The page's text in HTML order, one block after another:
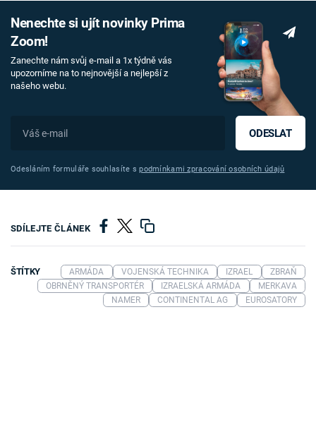
Nenechte si ujít novinky Prima
Zoom!
Zanechte nám svůj e-mail a 1x týdně vás
upozorníme na to nejnovější a nejlepší z
našeho webu.
ODESLAT
Odesláním formuláře souhlasíte spodmínkami zpracování osobních údajů
SDÍLEJTE ČLÁNEK
ŠTÍTKY ARMÁDA VOJENSKÁ TECHNIKA IZRAEL
ZBRAŇ
OBRNĚNÝ TRANSPORTÉR
IZRAELSKÁ ARMÁDA
MERKAVA
NAMER
CONTINENTAL AG EUROSATORY